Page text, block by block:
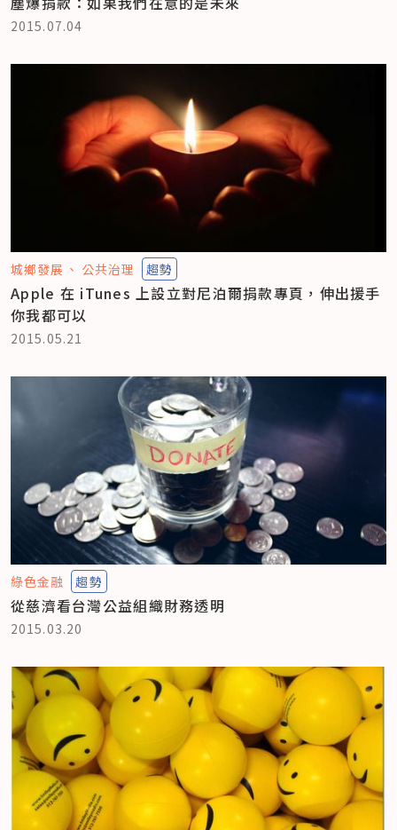
2015.07.04
城鄉發展 公共治理 趨勢
Apple 在 iTunes 上設立對尼泊爾捐款專頁，伸出援手
你我都可以
2015.05.21
綠色金融 趨勢
從慈濟看台灣公益組織財務透明
2015.03.20